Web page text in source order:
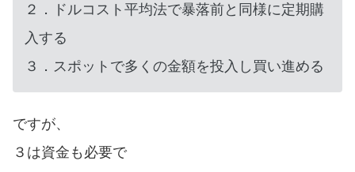
２．ドルコスト平均法で暴落前と同様に定期購
入する
３．スポットで多くの金額を投入し買い進める
ですが、
３は資金も必要で